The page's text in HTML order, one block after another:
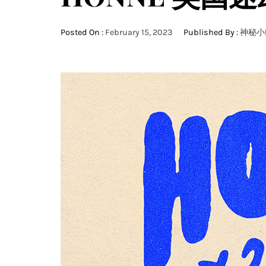
Posted On : February 15, 2023 Published By :神秘